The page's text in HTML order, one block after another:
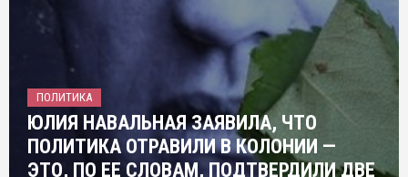
ПОЛИТИКА
ЮЛИЯ НАВАЛЬНАЯ ЗАЯВИЛА, ЧТО
ПОЛИТИКА ОТРАВИЛИ В КОЛОНИИ —
ЭТО, ПО ЕЕ СЛОВАМ, ПОДТВЕРДИЛИ ДВЕ